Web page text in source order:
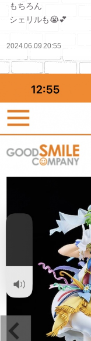
もちろん
シェリルも😭💕
2024.06.09 20:55